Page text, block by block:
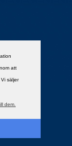
att
säljer
dem.